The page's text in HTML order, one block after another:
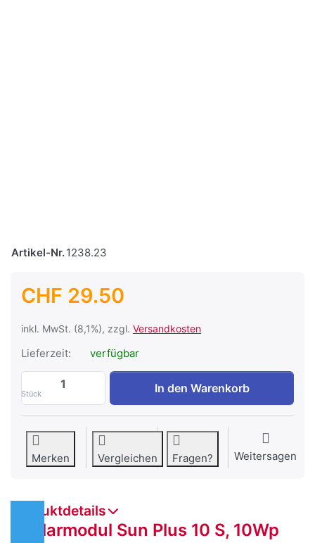
Artikel-Nr.1238.23
CHF 29.50
inkl. MwSt. (8,1%), zzgl. Versandkosten
Lieferzeit: verfügbar
Stück
Solarmodul Sun Plus 10 S, 10Wp zu CHF
In den Warenkorb
Merken Vergleichen Fragen? Weitersagen
Produktdetails
Solarmodul Sun Plus 10 S, 10Wp